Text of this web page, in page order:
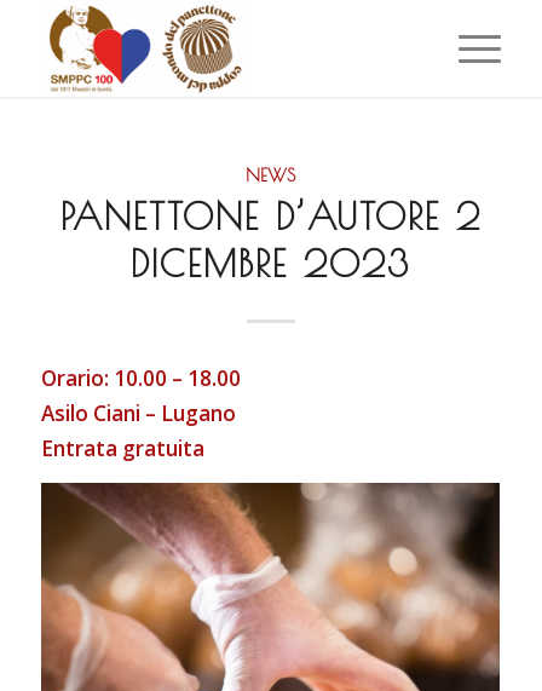
NEWS
PANETTONE D’AUTORE 2
DICEMBRE 2023
Orario: 10.00 – 18.00
Asilo Ciani – Lugano
Entrata gratuita